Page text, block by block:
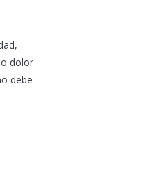
dolor
debe